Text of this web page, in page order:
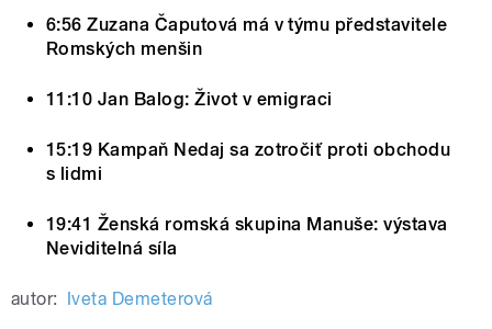
6:56 Zuzana Čaputová má v týmu představitele
Romských menšin
11:10 Jan Balog: Život v emigraci
15:19 Kampaň Nedaj sa zotročiť proti obchodu
s lidmi
19:41 Ženská romská skupina Manuše: výstava
Neviditelná síla
autor: Iveta Demeterová